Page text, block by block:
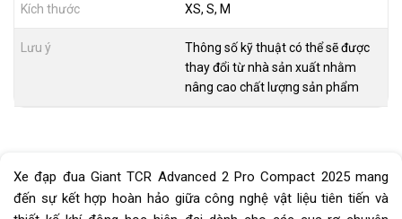
Kích thước XS, S, M
Lưu ý
Thông số kỹ thuật có thể sẽ được
thay đổi từ nhà sản xuất nhằm
nâng cao chất lượng sản phẩm
Xe đạp đua Giant TCR Advanced 2 Pro Compact 2025 mang
đến sự kết hợp hoàn hảo giữa công nghệ vật liệu tiên tiến và